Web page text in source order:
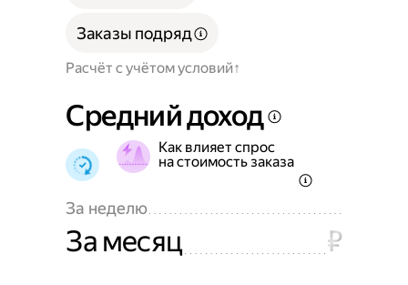
Расчёт с учётом условий
Заказы подряд
Средний доход
Как влияет спрос
на стоимость заказа
За неделю
За месяц ₽